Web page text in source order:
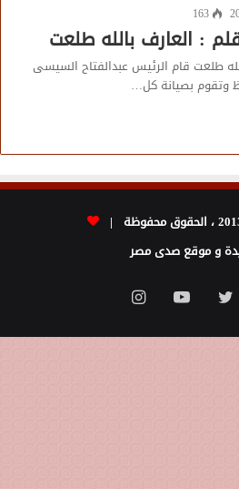
163
: العارف بالله طلعت
طلعت قام الرئيس عبدالفتاح السيسى
وتقوم بصيانة كل…
و موقع صدى مصر
تويتر يوتيوبانستقرام